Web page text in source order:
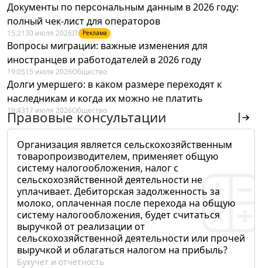
Документы по персональным данным в 2026 году:
полный чек-лист для операторов
15:21 30 июля 2026IT Реклама
Вопросы миграции: важные изменения для
иностранцев и работодателей в 2026 году
19:0515 июля 2026Общество
Долги умершего: в каком размере переходят к
наследникам и когда их можно не платить
19:4317 июля 2026Общество
Правовые консультации
Организация является сельскохозяйственным
товаропроизводителем, применяет общую
систему налогообложения, налог с
сельскохозяйственной деятельности не
уплачивает. Дебиторская задолженность за
молоко, оплаченная после перехода на общую
систему налогообложения, будет считаться
выручкой от реализации от
сельскохозяйственной деятельности или прочей
выручкой и облагаться налогом на прибыль?
Бухучет и отчетность